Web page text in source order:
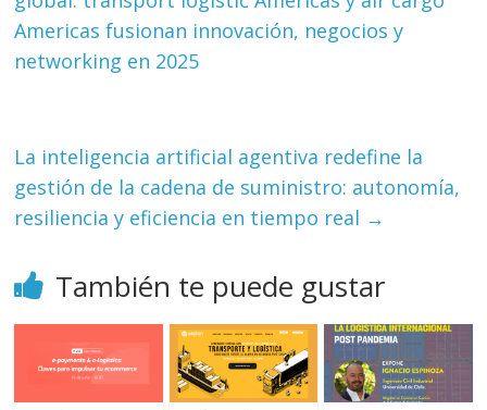
Americas fusionan innovación, negocios y
networking en 2025
La inteligencia artificial agentiva redefine la
gestión de la cadena de suministro: autonomía,
resiliencia y eficiencia en tiempo real →
También te puede gustar